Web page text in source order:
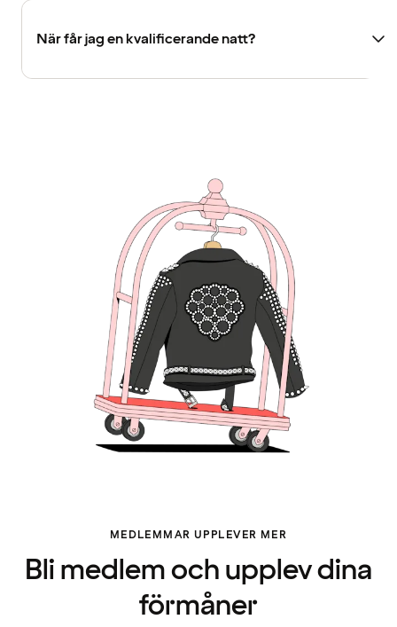
När får jag en kvalificerande natt?
MEDLEMMAR UPPLEVER MER
Bli medlem och upplev dina
förmåner